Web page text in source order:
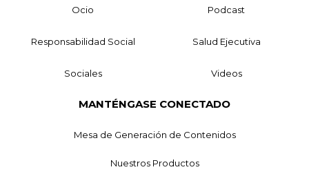
Ocio Podcast
Responsabilidad Social Salud Ejecutiva
Sociales Videos
MANTÉNGASE CONECTADO
Mesa de Generación de Contenidos
Nuestros Productos